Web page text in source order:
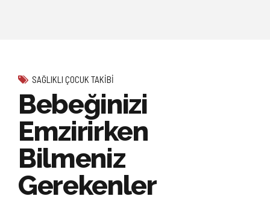
SAĞLIKLI ÇOCUK TAKIBI
Bebeğinizi
Emzirirken
Bilmeniz
Gerekenler